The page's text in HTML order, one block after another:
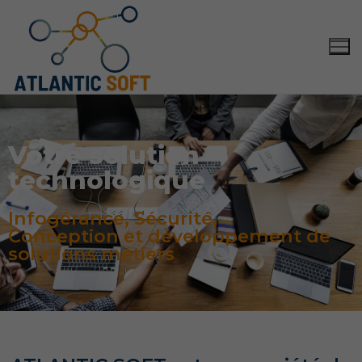
Accueil
Solutions
Votre solution
technologique
Infogérance, Sécurité,
Conception et développement de
solutions métiers